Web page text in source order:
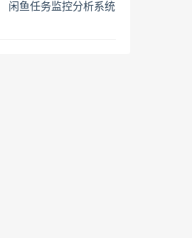
闲鱼任务监控分析系统